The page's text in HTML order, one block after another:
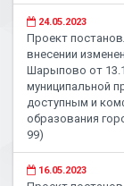
24.05.2023
Проект
внесении
Шарыпово от
муниципальной
доступным и
образования
99)
16.05.2023